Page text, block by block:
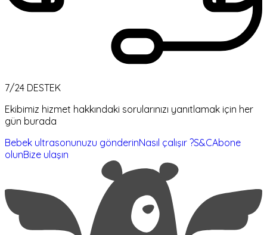
7/24 DESTEK
Ekibimiz hizmet hakkındaki sorularınızı yanıtlamak için her
gün burada
Bebek ultrasonunuzu gönderinNasıl çalışır ?S&CAbone
olunBize ulaşın